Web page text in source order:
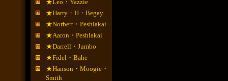
★Leo・Yazzie
★Harry・H・Begay
★Norbert・Peshlakai
★Aaron・Peshlakai
★Darrell・Jumbo
★Fidel・Bahe
★Hanson・Moogie・
Smith